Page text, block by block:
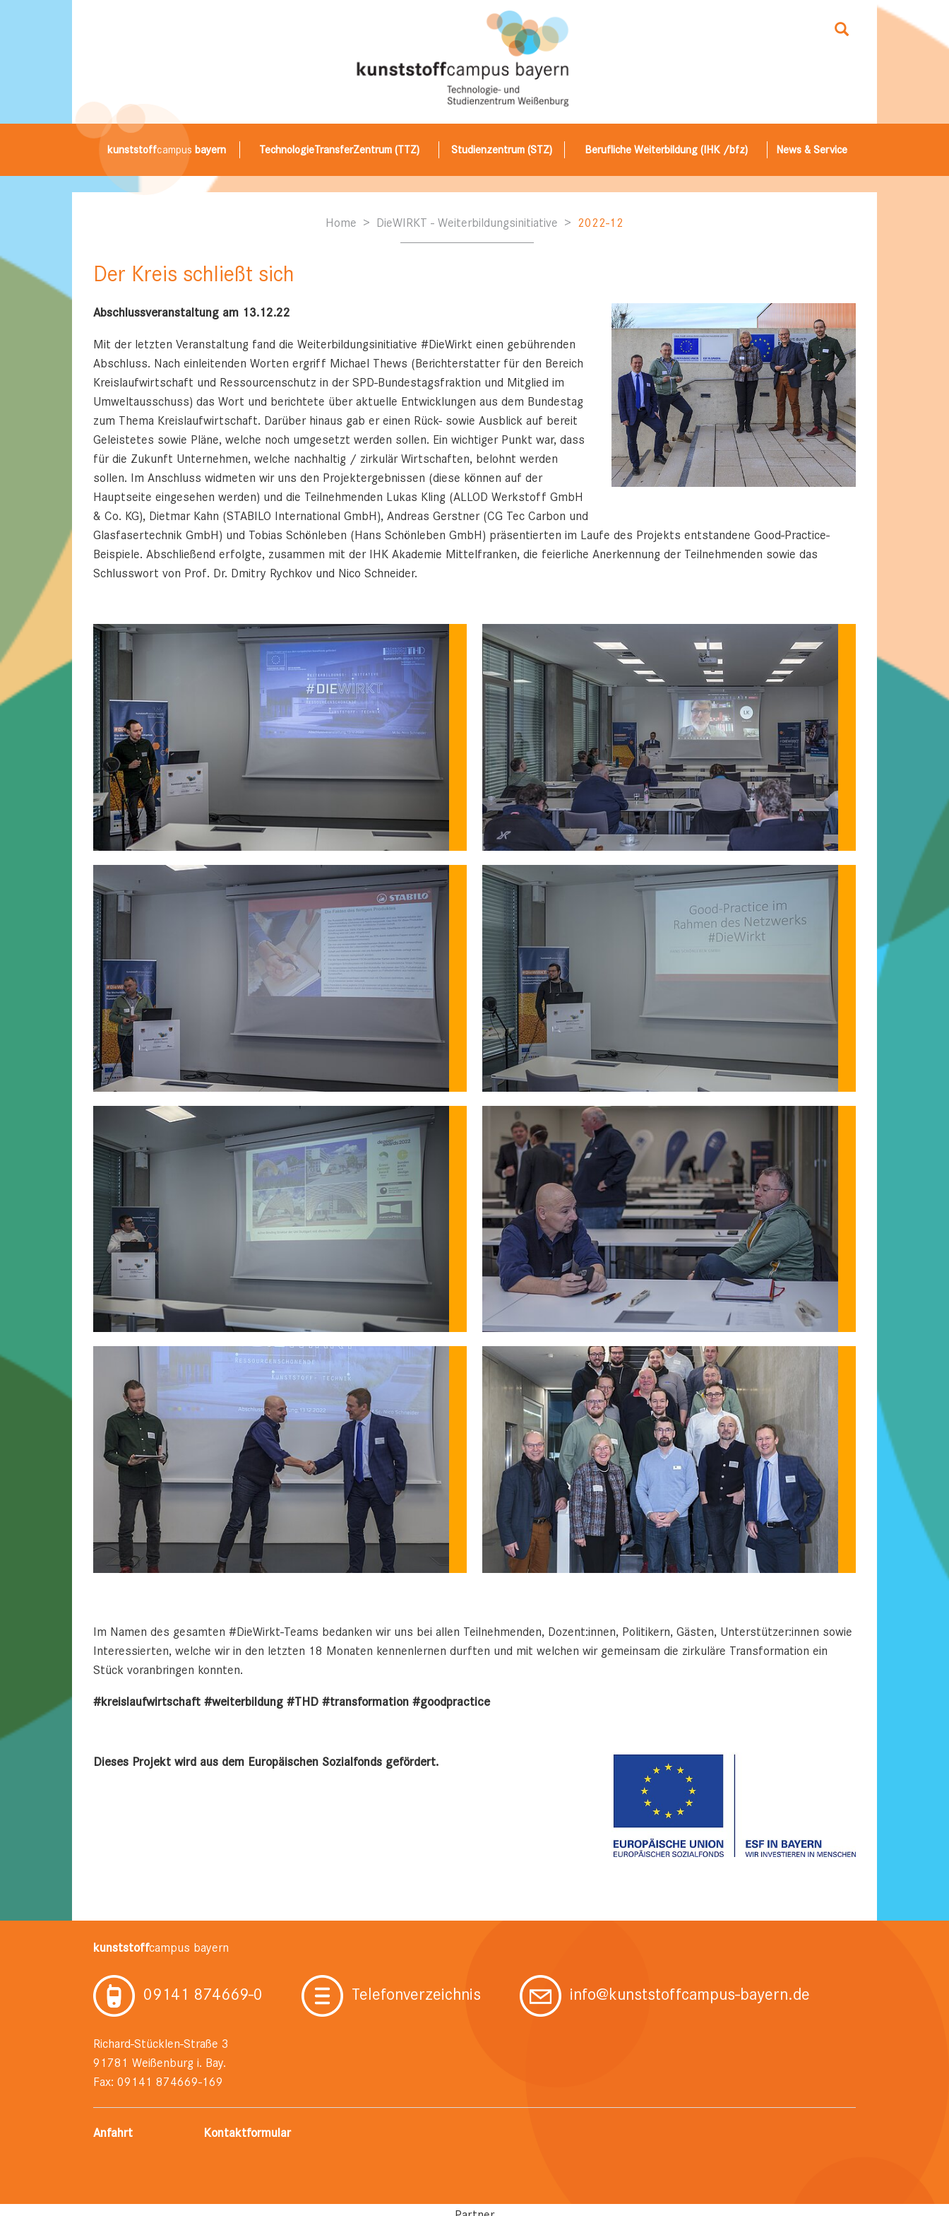
kunststoffcampus bayern TechnologieTransferZentrum (TTZ) Studienzentrum (STZ) Berufliche Weiterbildung (IHK /bfz) News & Service
Home DieWIRKT - Weiterbildungsinitiative 2022-12
Der Kreis schließt sich
Abschlussveranstaltung am 13.12.22
Mit der letzten Veranstaltung fand die Weiterbildungsinitiative #DieWirkt einen gebührenden
Abschluss. Nach einleitenden Worten ergriff Michael Thews (Berichterstatter für den Bereich
Kreislaufwirtschaft und Ressourcenschutz in der SPD-Bundestagsfraktion und Mitglied im
Umweltausschuss) das Wort und berichtete über aktuelle Entwicklungen aus dem Bundestag
zum Thema Kreislaufwirtschaft. Darüber hinaus gab er einen Rück- sowie Ausblick auf bereit
Geleistetes sowie Pläne, welche noch umgesetzt werden sollen. Ein wichtiger Punkt war, dass
für die Zukunft Unternehmen, welche nachhaltig / zirkulär Wirtschaften, belohnt werden
sollen. Im Anschluss widmeten wir uns den Projektergebnissen (diese können auf der
Hauptseite eingesehen werden) und die Teilnehmenden Lukas Kling (ALLOD Werkstoff GmbH
& Co. KG), Dietmar Kahn (STABILO International GmbH), Andreas Gerstner (CG Tec Carbon und
Glasfasertechnik GmbH) und Tobias Schönleben (Hans Schönleben GmbH) präsentierten im Laufe des Projekts entstandene Good-Practice-
Beispiele. Abschließend erfolgte, zusammen mit der IHK Akademie Mittelfranken, die feierliche Anerkennung der Teilnehmenden sowie das
Schlusswort von Prof. Dr. Dmitry Rychkov und Nico Schneider.
Im Namen des gesamten #DieWirkt-Teams bedanken wir uns bei allen Teilnehmenden, Dozent:innen, Politikern, Gästen, Unterstützer:innen sowie
Interessierten, welche wir in den letzten 18 Monaten kennenlernen durften und mit welchen wir gemeinsam die zirkuläre Transformation ein
Stück voranbringen konnten.
#kreislaufwirtschaft #weiterbildung #THD #transformation #goodpractice
Dieses Projekt wird aus dem Europäischen Sozialfonds gefördert.
kunststoffcampus bayern
09141 874669-0 Telefonverzeichnis info@kunststoffcampus-bayern.de
Richard-Stücklen-Straße 3
91781 Weißenburg i. Bay.
Fax: 09141 874669-169
Anfahrt Kontaktformular